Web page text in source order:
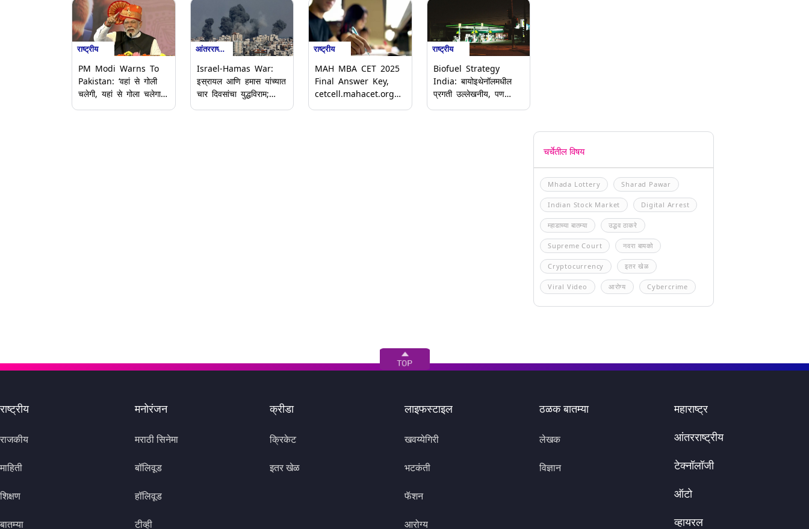
राष्ट्रीय
PM Modi Warns To
Pakistan: ‘वहां से गोली
चलेगी, यहां से गोला चलेगा';
आंतरराष्ट्रीय
Israel-Hamas War:
इस्रायल आणि हमास यांच्यात
चार दिवसांचा युद्धविराम;
राष्ट्रीय
MAH MBA CET 2025
Final Answer Key,
cetcell.mahacet.org
राष्ट्रीय
Biofuel Strategy
India: बायोइथेनॉलमधील
प्रगती उल्लेखनीय, पण
चर्चेतील विषय
Mhada Lottery Sharad Pawar
Indian Stock Market Digital Arrest
म्हाडाच्या बातम्या उद्धव ठाकरे
Supreme Court नवरा बायको
Cryptocurrency इतर खेळ
Viral Video आरोग्य Cybercrime
राष्ट्रीय
राजकीय
माहिती
शिक्षण
बातम्या
मनोरंजन
मराठी सिनेमा
बॉलिवूड
हॉलिवूड
टीव्ही
क्रीडा
क्रिकेट
इतर खेळ
लाइफस्टाइल
खवय्येगिरी
भटकंती
फॅशन
आरोग्य
ठळक बातम्या
लेखक
विज्ञान
महाराष्ट्र
आंतरराष्ट्रीय
टेक्नॉलॉजी
ऑटो
व्हायरल